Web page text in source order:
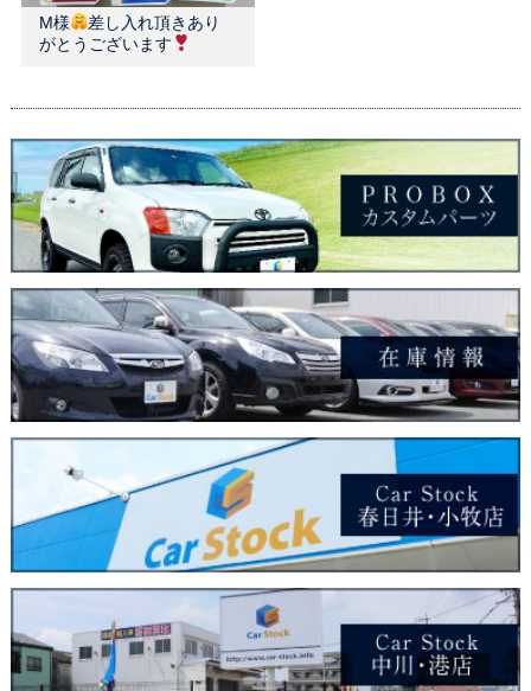
M様
差し入れ頂きあり
がとうございます